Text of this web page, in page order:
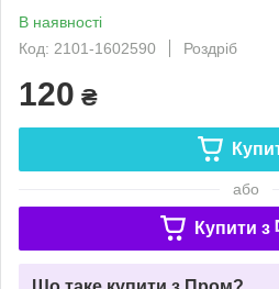
В наявності
Код: 2101-1602590
Роздріб
120 ₴
або
Купити з